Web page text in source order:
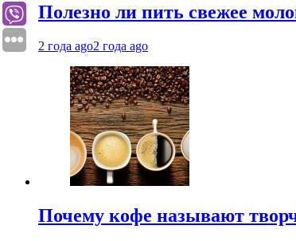
Полезно ли пить свежее
2 года ago2 года ago
Почему кофе называют